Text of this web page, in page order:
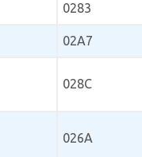
0283
02A7
028C
026A